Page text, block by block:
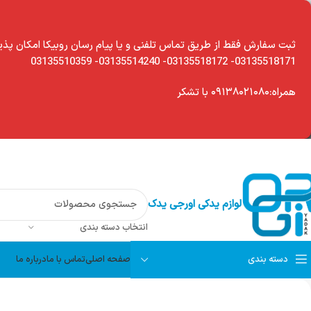
modal-check
ثبت سفارش فقط از طریق تماس تلفنی و یا پیام رسان روبیکا امکان
03135518171- 03135518172- 03135514240- 03135510359
همراه:۰۹۱۳۸۰۲۱۰۸۰ با تشکر
لوازم یدکی اورجی یدک
انتخاب دسته بندی
دسته بندی صفحه اصلیتماس با مادرباره ما